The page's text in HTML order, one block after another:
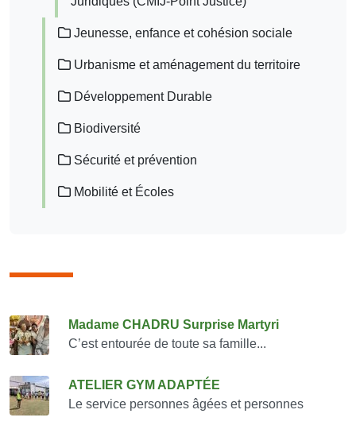
Jeunesse, enfance et cohésion sociale
Urbanisme et aménagement du territoire
Développement Durable
Biodiversité
Sécurité et prévention
Mobilité et Écoles
Consulter également
Madame CHADRU Surprise Martyri
C’est entourée de toute sa famille...
ATELIER GYM ADAPTÉE
Le service personnes âgées et personnes